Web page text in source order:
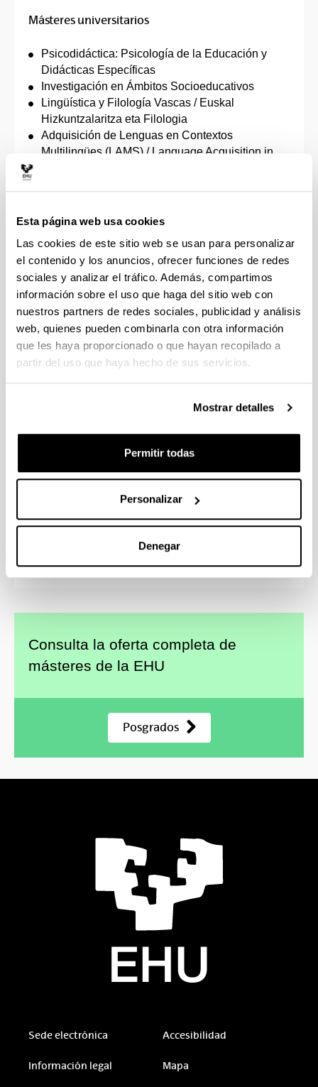
Esta página web usa cookies
Las cookies de este sitio web se usan para personalizar
el contenido y los anuncios, ofrecer funciones de redes
sociales y analizar el tráfico. Además, compartimos
información sobre el uso que haga del sitio web con
nuestros partners de redes sociales, publicidad y análisis
web, quienes pueden combinarla con otra información
que les haya proporcionado o que hayan recopilado a
partir del uso que haya hecho de sus servicios.
Mostrar detalles
Permitir todas
Personalizar
Denegar
Másteres universitarios
Psicodidáctica: Psicología de la Educación y
Didácticas Específicas
Investigación en Ámbitos Socioeducativos
Lingüística y Filología Vascas / Euskal
Hizkuntzalaritza eta Filologia
Adquisición de Lenguas en Contextos
Multilingües (LAMS) / Language Acquisition in
Multilingualism and Education
Economía Social y Solidaria
Arte Contemporáneo Tecnológico y Performativo
Dirección de Proyectos
Estudios Feministas y de Género
Másteres propios
Atención temprana
Emprendimiento y Dirección de Empresas (MBA
Acogimiento Residencial, Familiar y Adopción
Igualdad de Mujeres y Hombres: Agentes de
Medio Ambiente, Sostenibilidad y ODS
Cooperación Internacional y Educación
Marketing y Dirección Comercial
Consulta la oferta completa de
másteres de la EHU
Posgrados
Sede electrónica Accesibilidad
Información legal Mapa